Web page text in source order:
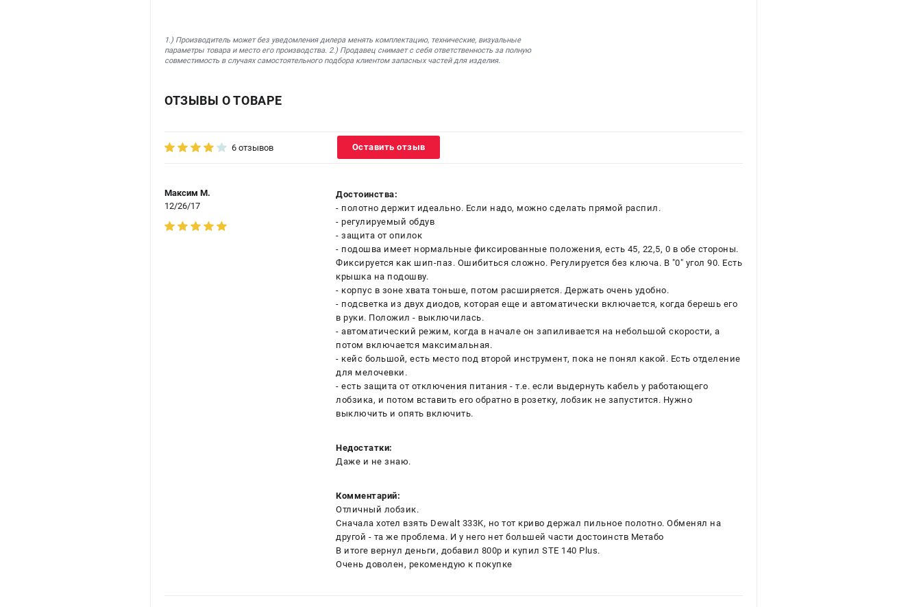
1.) Производитель может без уведомления дилера менять комплектацию, технические, визуальные
параметры товара и место его производства. 2.) Продавец снимает с себя ответственность за полную
совместимость в случаях самостоятельного подбора клиентом запасных частей для изделия.
ОТЗЫВЫ О ТОВАРЕ
6 отзывов Оставить отзыв
Максим М.
12/26/17
Достоинства:
- полотно держит идеально. Если надо, можно сделать прямой распил.
- регулируемый обдув
- защита от опилок
- подошва имеет нормальные фиксированные положения, есть 45, 22,5, 0 в обе стороны.
Фиксируется как шип-паз. Ошибиться сложно. Регулируется без ключа. В "0" угол 90. Есть
крышка на подошву.
- корпус в зоне хвата тоньше, потом расширяется. Держать очень удобно.
- подсветка из двух диодов, которая еще и автоматически включается, когда берешь его
в руки. Положил - выключилась.
- автоматический режим, когда в начале он запиливается на небольшой скорости, а
потом включается максимальная.
- кейс большой, есть место под второй инструмент, пока не понял какой. Есть отделение
для мелочевки.
- есть защита от отключения питания - т.е. если выдернуть кабель у работающего
лобзика, и потом вставить его обратно в розетку, лобзик не запустится. Нужно
выключить и опять включить.
Недостатки:
Даже и не знаю.
Комментарий:
Отличный лобзик.
Сначала хотел взять Dewalt 333K, но тот криво держал пильное полотно. Обменял на
другой - та же проблема. И у него нет большей части достоинств Метабо
В итоге вернул деньги, добавил 800р и купил STE 140 Plus.
Очень доволен, рекомендую к покупке